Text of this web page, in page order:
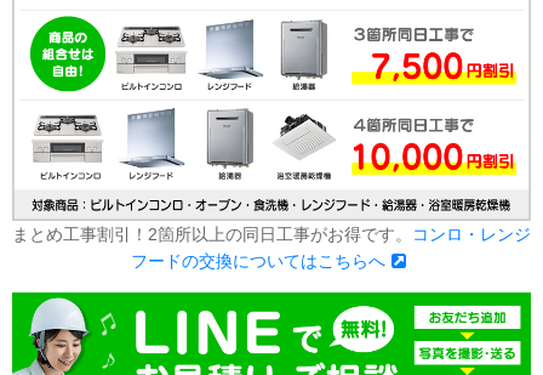
まとめ工事割引！2箇所以上の同日工事がお得です。
コンロ・レンジ
フードの交換についてはこちらへ